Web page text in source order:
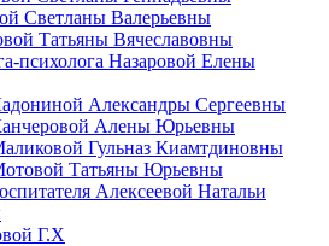
Светланы Валерьевны
Татьяны Вячеславовны
психолога Назаровой Елены
Александры Сергеевны
Алены Юрьевны
Гульназ Киамтдиновны
Татьяны Юрьевны
Алексеевой Натальи
Г.Х